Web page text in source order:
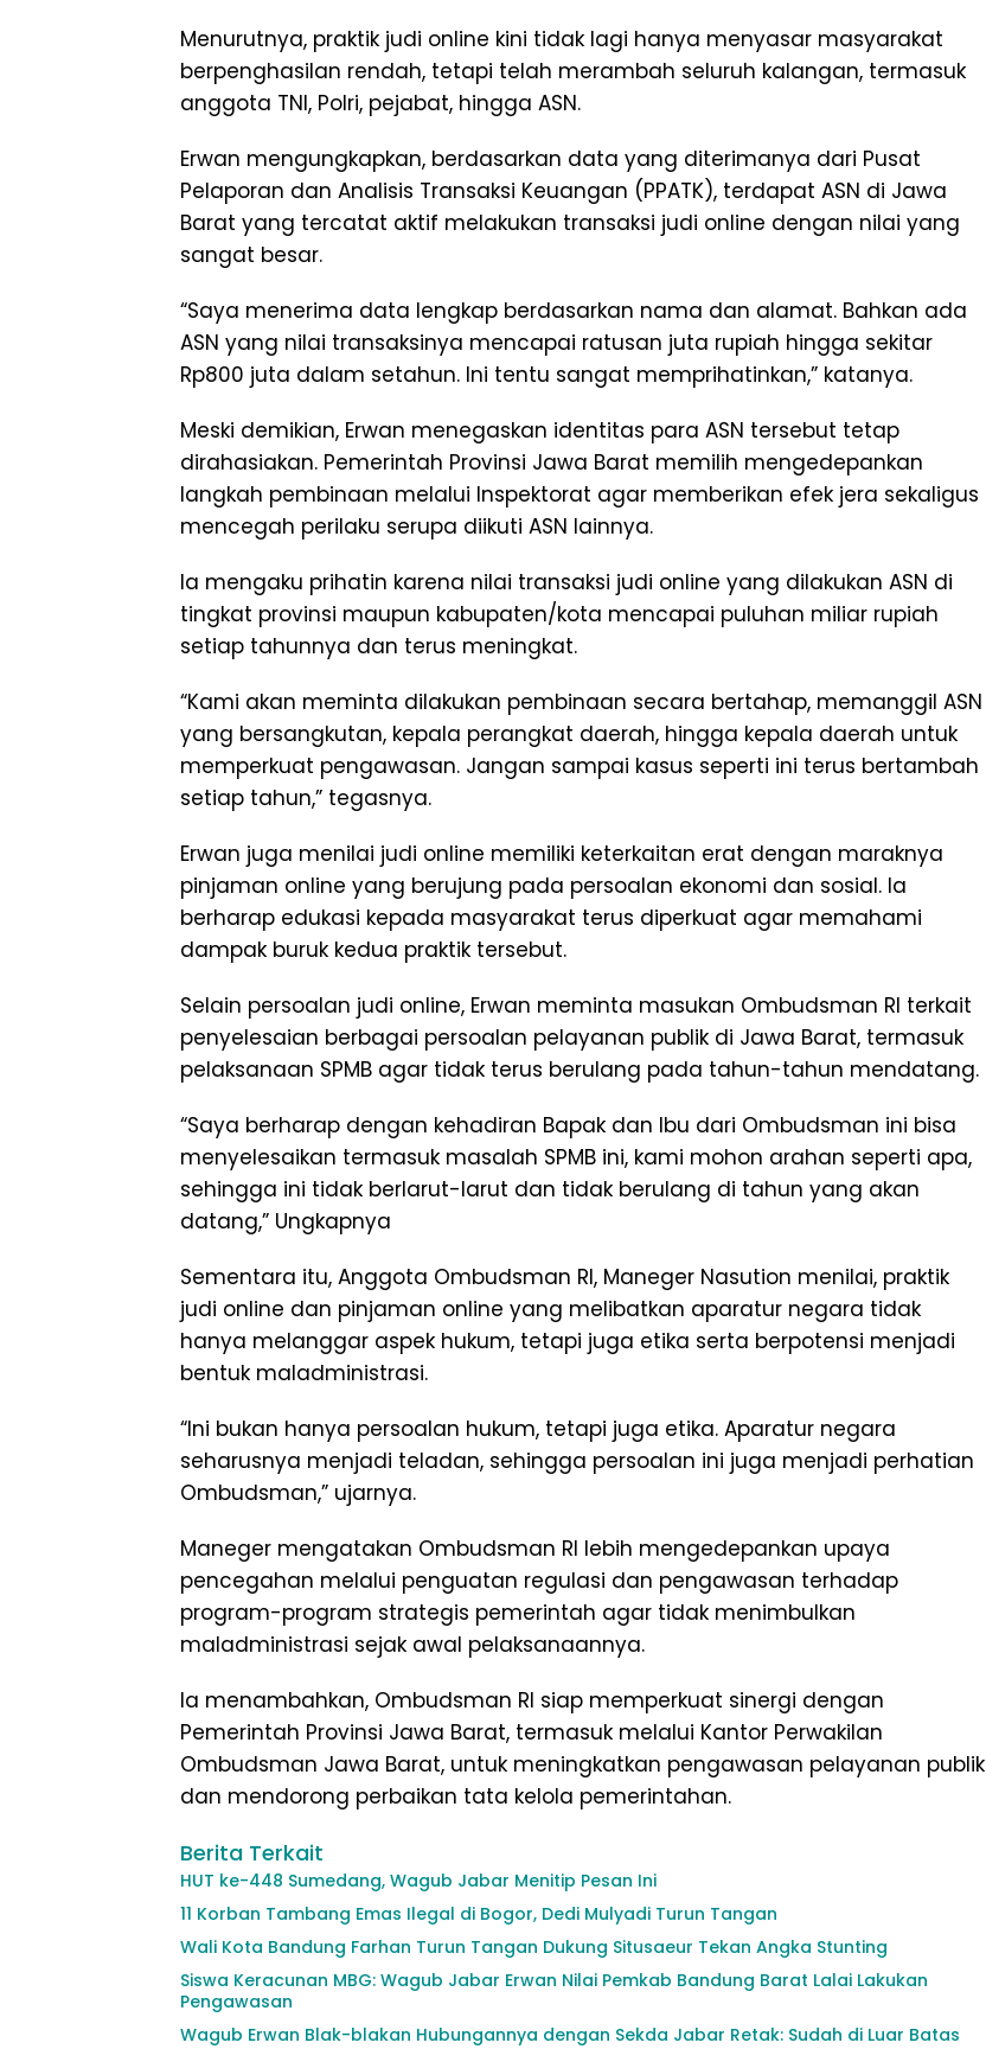
Menurutnya, praktik judi online kini tidak lagi hanya menyasar masyarakat
berpenghasilan rendah, tetapi telah merambah seluruh kalangan, termasuk
anggota TNI, Polri, pejabat, hingga ASN.
Erwan mengungkapkan, berdasarkan data yang diterimanya dari Pusat
Pelaporan dan Analisis Transaksi Keuangan (PPATK), terdapat ASN di Jawa
Barat yang tercatat aktif melakukan transaksi judi online dengan nilai yang
sangat besar.
“Saya menerima data lengkap berdasarkan nama dan alamat. Bahkan ada
ASN yang nilai transaksinya mencapai ratusan juta rupiah hingga sekitar
Rp800 juta dalam setahun. Ini tentu sangat memprihatinkan,” katanya.
Meski demikian, Erwan menegaskan identitas para ASN tersebut tetap
dirahasiakan. Pemerintah Provinsi Jawa Barat memilih mengedepankan
langkah pembinaan melalui Inspektorat agar memberikan efek jera sekaligus
mencegah perilaku serupa diikuti ASN lainnya.
Ia mengaku prihatin karena nilai transaksi judi online yang dilakukan ASN di
tingkat provinsi maupun kabupaten/kota mencapai puluhan miliar rupiah
setiap tahunnya dan terus meningkat.
“Kami akan meminta dilakukan pembinaan secara bertahap, memanggil ASN
yang bersangkutan, kepala perangkat daerah, hingga kepala daerah untuk
memperkuat pengawasan. Jangan sampai kasus seperti ini terus bertambah
setiap tahun,” tegasnya.
Erwan juga menilai judi online memiliki keterkaitan erat dengan maraknya
pinjaman online yang berujung pada persoalan ekonomi dan sosial. Ia
berharap edukasi kepada masyarakat terus diperkuat agar memahami
dampak buruk kedua praktik tersebut.
Selain persoalan judi online, Erwan meminta masukan Ombudsman RI terkait
penyelesaian berbagai persoalan pelayanan publik di Jawa Barat, termasuk
pelaksanaan SPMB agar tidak terus berulang pada tahun-tahun mendatang.
“Saya berharap dengan kehadiran Bapak dan Ibu dari Ombudsman ini bisa
menyelesaikan termasuk masalah SPMB ini, kami mohon arahan seperti apa,
sehingga ini tidak berlarut-larut dan tidak berulang di tahun yang akan
datang,” Ungkapnya
Sementara itu, Anggota Ombudsman RI, Maneger Nasution menilai, praktik
judi online dan pinjaman online yang melibatkan aparatur negara tidak
hanya melanggar aspek hukum, tetapi juga etika serta berpotensi menjadi
bentuk maladministrasi.
“Ini bukan hanya persoalan hukum, tetapi juga etika. Aparatur negara
seharusnya menjadi teladan, sehingga persoalan ini juga menjadi perhatian
Ombudsman,” ujarnya.
Maneger mengatakan Ombudsman RI lebih mengedepankan upaya
pencegahan melalui penguatan regulasi dan pengawasan terhadap
program-program strategis pemerintah agar tidak menimbulkan
maladministrasi sejak awal pelaksanaannya.
Ia menambahkan, Ombudsman RI siap memperkuat sinergi dengan
Pemerintah Provinsi Jawa Barat, termasuk melalui Kantor Perwakilan
Ombudsman Jawa Barat, untuk meningkatkan pengawasan pelayanan publik
dan mendorong perbaikan tata kelola pemerintahan.
Berita Terkait
HUT ke-448 Sumedang, Wagub Jabar Menitip Pesan Ini
11 Korban Tambang Emas Ilegal di Bogor, Dedi Mulyadi Turun Tangan
Wali Kota Bandung Farhan Turun Tangan Dukung Situsaeur Tekan Angka Stunting
Siswa Keracunan MBG: Wagub Jabar Erwan Nilai Pemkab Bandung Barat Lalai Lakukan
Pengawasan
Wagub Erwan Blak-blakan Hubungannya dengan Sekda Jabar Retak: Sudah di Luar Batas